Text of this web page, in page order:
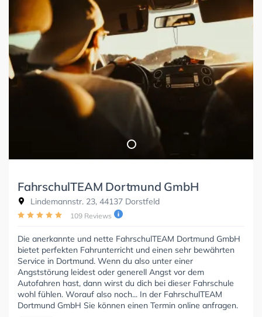
FahrschulTEAM Dortmund GmbH
Lindemannstr. 23, 44137 Dorstfeld
109 Reviews
Die anerkannte und nette FahrschulTEAM Dortmund GmbH
bietet perfekten Fahrunterricht und einen sehr bewährten
Service in Dortmund. Wenn du also unter einer
Angststörung leidest oder generell Angst vor dem
Autofahren hast, dann wirst du dich bei dieser Fahrschule
wohl fühlen. Worauf also noch... In der FahrschulTEAM
Dortmund GmbH Sie können einen Termin online anfragen.